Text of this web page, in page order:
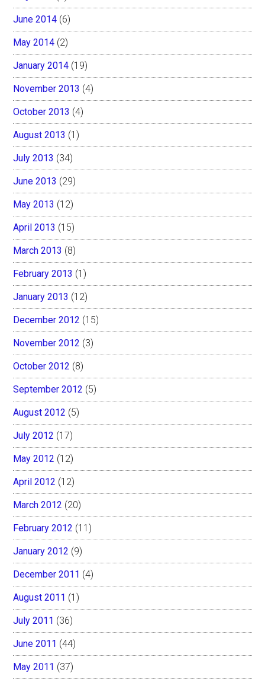
June 2014 (6)
May 2014 (2)
January 2014 (19)
November 2013 (4)
October 2013 (4)
August 2013 (1)
July 2013 (34)
June 2013 (29)
May 2013 (12)
April 2013 (15)
March 2013 (8)
February 2013 (1)
January 2013 (12)
December 2012 (15)
November 2012 (3)
October 2012 (8)
September 2012 (5)
August 2012 (5)
July 2012 (17)
May 2012 (12)
April 2012 (12)
March 2012 (20)
February 2012 (11)
January 2012 (9)
December 2011 (4)
August 2011 (1)
July 2011 (36)
June 2011 (44)
May 2011 (37)